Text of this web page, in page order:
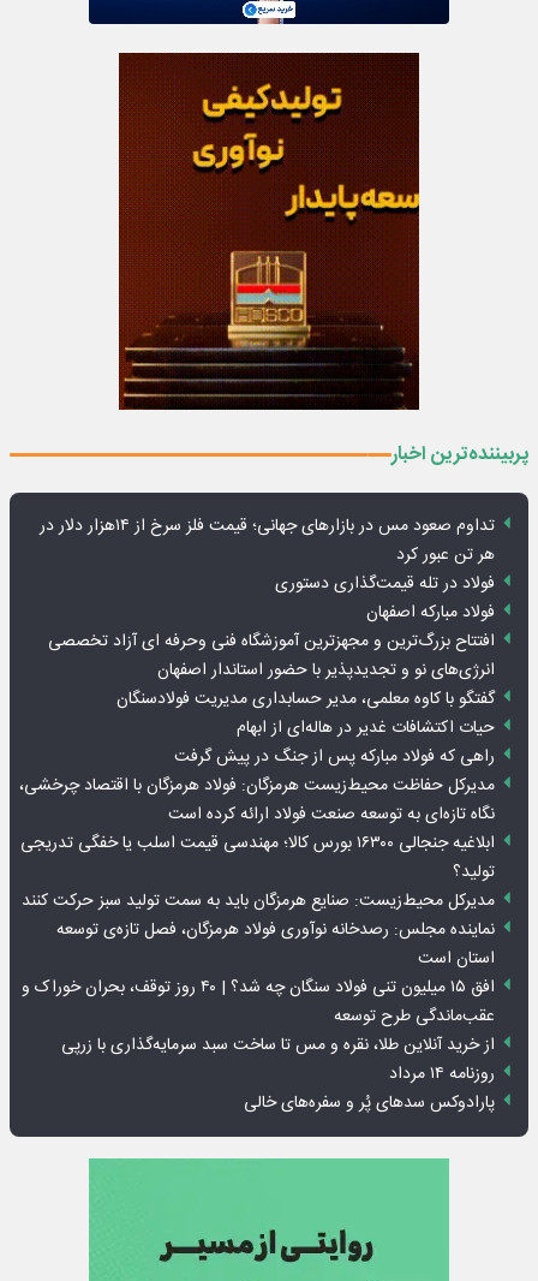
پربیننده‌ترین اخبار
تداوم صعود مس در بازارهای جهانی؛ قیمت فلز سرخ از ۱۴هزار دلار در
هر تن عبور کرد
فولاد در تله قیمت‌گذاری دستوری
فولاد مبارکه اصفهان
افتتاح بزرگ‌ترین و مجهزترین آموزشگاه فنی وحرفه ای آزاد تخصصی
انرژی‌های نو و تجدیدپذیر با حضور استاندار اصفهان
گفتگو با کاوه معلمی، مدیر حسابداری مدیریت فولادسنگان
حیات اکتشافات غدیر در هاله‌ای از ابهام
راهی که فولاد مبارکه پس از جنگ در پیش گرفت
مدیرکل حفاظت محیط‌زیست هرمزگان: فولاد هرمزگان با اقتصاد چرخشی،
نگاه تازه‌ای به توسعه صنعت فولاد ارائه کرده است
ابلاغیه جنجالی ۱۶۳۰۰ بورس کالا؛ مهندسی قیمت اسلب یا خفگی تدریجی
تولید؟
مدیرکل محیط‌زیست: صنایع هرمزگان باید به سمت تولید سبز حرکت کنند
نماینده مجلس: رصدخانه نوآوری فولاد هرمزگان، فصل تازه‌ی توسعه
استان است
افق ۱۵ میلیون تنی فولاد سنگان چه شد؟ | ۴۰ روز توقف، بحران خوراک و
عقب‌ماندگی طرح توسعه
از خرید آنلاین طلا، نقره و مس تا ساخت سبد سرمایه‌گذاری با زرپی
روزنامه ۱۴ مرداد
پارادوکس سدهای پُر و سفره‌های خالی